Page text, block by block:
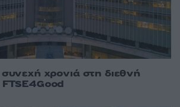
χρονιά στη διεθνή
FTSE4Good